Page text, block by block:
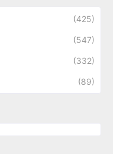
(425)
(547)
(332)
(89)